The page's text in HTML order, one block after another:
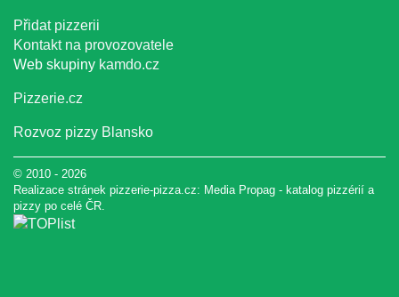
Přidat pizzerii
Kontakt na provozovatele
Web skupiny kamdo.cz
Pizzerie.cz
Rozvoz pizzy Blansko
© 2010 - 2026
Realizace stránek pizzerie-pizza.cz: Media Propag - katalog pizzérií a
pizzy po celé ČR.